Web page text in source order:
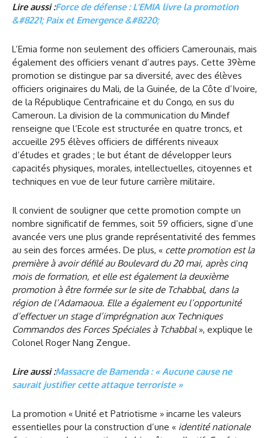
Lire aussi :Force de défense : L’EMIA livre la promotion
&#8221; Paix et Emergence &#8220;
L’Emia forme non seulement des officiers Camerounais, mais
également des officiers venant d’autres pays. Cette 39ème
promotion se distingue par sa diversité, avec des élèves
officiers originaires du Mali, de la Guinée, de la Côte d’Ivoire,
de la République Centrafricaine et du Congo, en sus du
Cameroun. La division de la communication du Mindef
renseigne que l’Ecole est structurée en quatre troncs, et
accueille 295 élèves officiers de différents niveaux
d’études et grades ; le but étant de développer leurs
capacités physiques, morales, intellectuelles, citoyennes et
techniques en vue de leur future carrière militaire.
Il convient de souligner que cette promotion compte un
nombre significatif de femmes, soit 59 officiers, signe d’une
avancée vers une plus grande représentativité des femmes
au sein des forces armées. De plus, « cette promotion est la
première à avoir défilé au Boulevard du 20 mai, après cinq
mois de formation, et elle est également la deuxième
promotion à être formée sur le site de Tchabbal, dans la
région de l’Adamaoua. Elle a également eu l’opportunité
d’effectuer un stage d’imprégnation aux Techniques
Commandos des Forces Spéciales à Tchabbal», explique le
Colonel Roger Nang Zengue.
Lire aussi :Massacre de Bamenda : « Aucune cause ne
saurait justifier cette attaque terroriste »
La promotion « Unité et Patriotisme » incarne les valeurs
essentielles pour la construction d’une « identité nationale